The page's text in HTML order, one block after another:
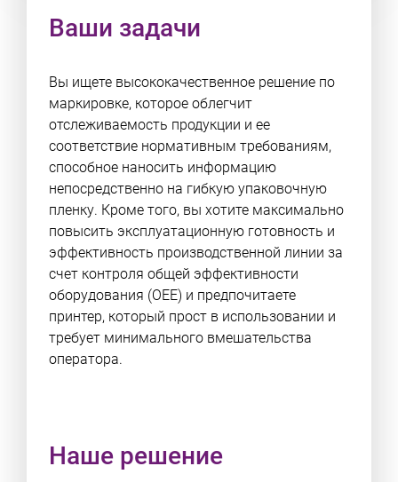
Ваши задачи
Вы ищете высококачественное решение по
маркировке, которое облегчит
отслеживаемость продукции и ее
соответствие нормативным требованиям,
способное наносить информацию
непосредственно на гибкую упаковочную
пленку. Кроме того, вы хотите максимально
повысить эксплуатационную готовность и
эффективность производственной линии за
счет контроля общей эффективности
оборудования (OEE) и предпочитаете
принтер, который прост в использовании и
требует минимального вмешательства
оператора.
Наше решение